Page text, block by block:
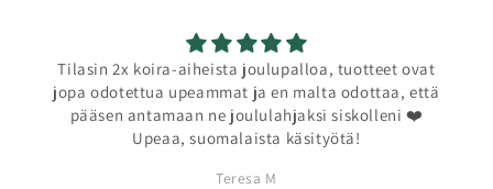
Tilasin 2x koira-aiheista joulupalloa, tuotteet ovat
jopa odotettua upeammat ja en malta odottaa, että
pääsen antamaan ne joululahjaksi siskolleni ❤️
Upeaa, suomalaista käsityötä!
Teresa M